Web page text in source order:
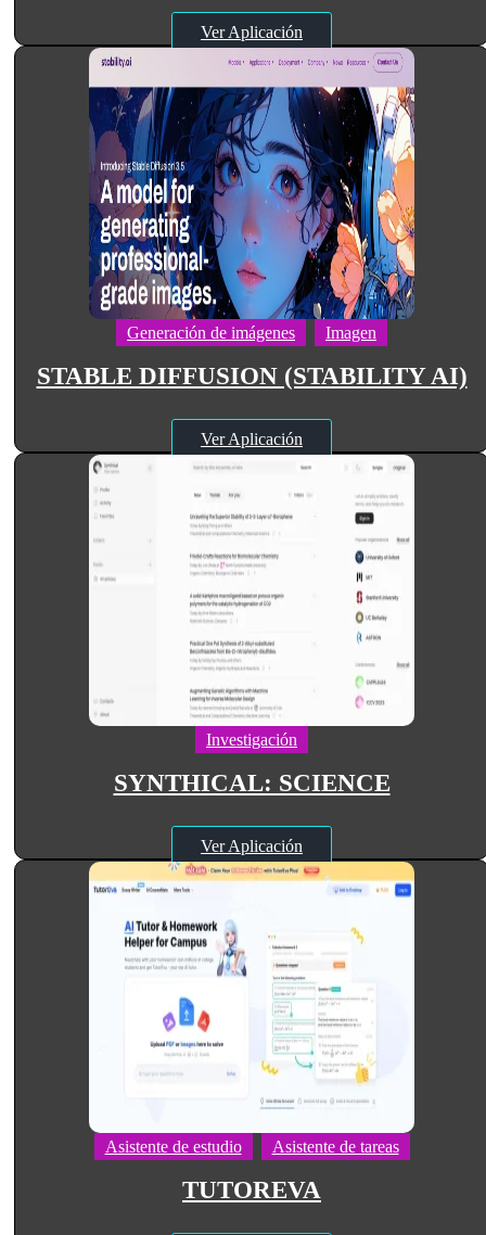
Ver Aplicación
Generación de imágenes Imagen
STABLE DIFFUSION (STABILITY AI)
Ver Aplicación
Investigación
SYNTHICAL: SCIENCE
Ver Aplicación
Asistente de estudio Asistente de tareas
TUTOREVA